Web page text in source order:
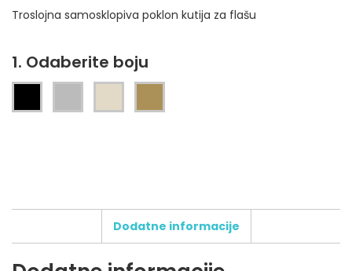
Troslojna samosklopiva poklon kutija za flašu
1. Odaberite boju
Dodatne informacije